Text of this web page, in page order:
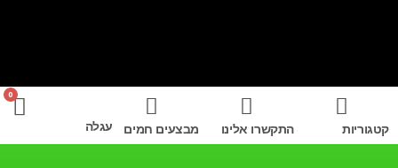
קטגוריות התקשרו אלינו מבצעים חמים
0
עגלה